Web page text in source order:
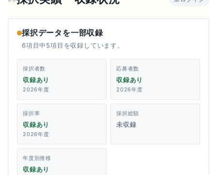
採択データを一部収録
6項目中5項目を収録しています。
採択者数
収録あり
2026年度
応募者数
収録あり
2026年度
採択率
収録あり
2026年度
採択総額
未収録
年度別推移
収録あり